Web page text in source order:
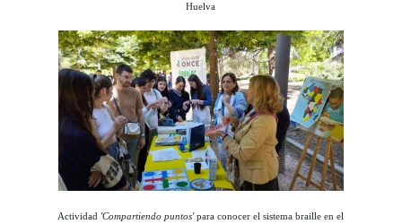
Huelva
Actividad 'Compartiendo puntos'para conocer el sistema braille en el